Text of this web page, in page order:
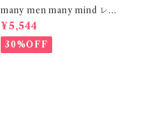
many men many mind レー
ヨン 総柄シャツ 花柄 イエロー
M2615061
¥5,544
30%OFF